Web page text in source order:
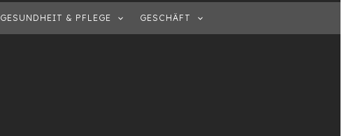
GESUNDHEIT & PFLEGE GESCHÄFT